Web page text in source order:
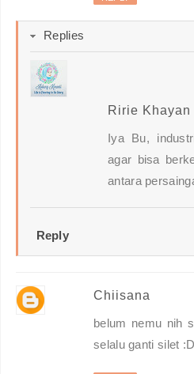
Replies
Ririe Khayan
Iya Bu,
agar bisa
antara
Reply
Chiisana
belum nemu nih
selalu ganti silet :D